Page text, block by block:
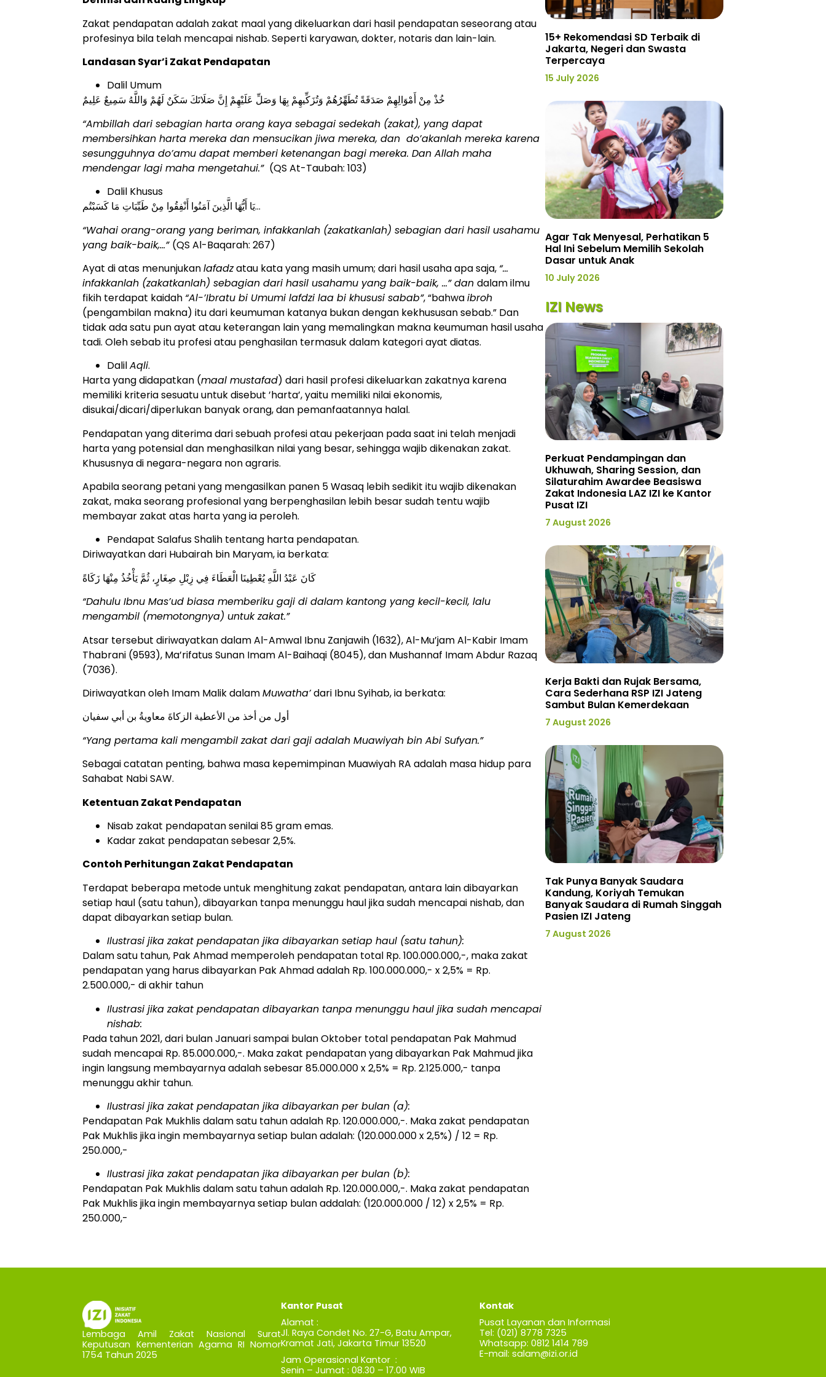
Zakat pendapatan adalah zakat maal yang dikeluarkan dari hasil pendapatan seseorang atau
profesinya bila telah mencapai nishab. Seperti karyawan, dokter, notaris dan lain-lain.
Landasan Syar’i Zakat Pendapatan
Dalil Umum
خُذْ مِنْ أَمْوَالِهِمْ صَدَقَةً تُطَهِّرُهُمْ وَتُزَكِّيهِمْ بِهَا وَصَلِّ عَلَيْهِمْ إِنَّ صَلَاتَكَ سَكَنٌ لَهُمْ وَاللَّهُ سَمِيعٌ عَلِيمٌ
“Ambillah dari sebagian harta orang kaya sebagai sedekah (zakat), yang dapat
membersihkan harta mereka dan mensucikan jiwa mereka, dan do’akanlah mereka karena
sesungguhnya do’amu dapat memberi ketenangan bagi mereka. Dan Allah maha
mendengar lagi maha mengetahui.” (QS At-Taubah: 103)
Dalil Khusus
يَا أَيُّهَا الَّذِينَ آمَنُوا أَنْفِقُوا مِنْ طَيِّبَاتِ مَا كَسَبْتُم…
“Wahai orang-orang yang beriman, infakkanlah (zakatkanlah) sebagian dari hasil usahamu
yang baik-baik,…” (QS Al-Baqarah: 267)
Ayat di atas menunjukanlafadzatau kata yang masih umum; dari hasil usaha apa saja, “…
infakkanlah (zakatkanlah) sebagian dari hasil usahamu yang baik-baik, …” dandalam ilmu
fikih terdapat kaidah “Al-’Ibratu bi Umumi lafdzi laa bi khususi sabab”, “bahwaibroh
(pengambilan makna) itu dari keumuman katanya bukan dengan kekhususan sebab.” Dan
tidak ada satu pun ayat atau keterangan lain yang memalingkan makna keumuman hasil usaha
tadi. Oleh sebab itu profesi atau penghasilan termasuk dalam kategori ayat diatas.
DalilAqli.
Harta yang didapatkan (maal mustafad) dari hasil profesi dikeluarkan zakatnya karena
memiliki kriteria sesuatu untuk disebut ’harta’, yaitu memiliki nilai ekonomis,
disukai/dicari/diperlukan banyak orang, dan pemanfaatannya halal.
Pendapatan yang diterima dari sebuah profesi atau pekerjaan pada saat ini telah menjadi
harta yang potensial dan menghasilkan nilai yang besar, sehingga wajib dikenakan zakat.
Khususnya di negara-negara non agraris.
Apabila seorang petani yang mengasilkan panen 5 Wasaq lebih sedikit itu wajib dikenakan
zakat, maka seorang profesional yang berpenghasilan lebih besar sudah tentu wajib
membayar zakat atas harta yang ia peroleh.
Pendapat Salafus Shalih tentang harta pendapatan.
Diriwayatkan dari Hubairah bin Maryam, ia berkata:
كَانَ عَبْدُ اللَّهِ يُعْطِينَا الْعَطَاءَ فِي زِبْلِ صِغَارٍ، ثُمَّ يَأْخُذُ مِنْهَا زَكَاةً
“Dahulu Ibnu Mas’ud biasa memberiku gaji di dalam kantong yang kecil-kecil, lalu
mengambil (memotongnya) untuk zakat.”
Atsar tersebut diriwayatkan dalam Al-Amwal Ibnu Zanjawih (1632), Al-Mu’jam Al-Kabir Imam
Thabrani (9593), Ma’rifatus Sunan Imam Al-Baihaqi (8045), dan Mushannaf Imam Abdur Razaq
(7036).
Diriwayatkan oleh Imam Malik dalamMuwatha’dari Ibnu Syihab, ia berkata:
أول من أخذ من الأعطية الزكاةَ معاويةُ بن أبي سفيان
“Yang pertama kali mengambil zakat dari gaji adalah Muawiyah bin Abi Sufyan.”
Sebagai catatan penting, bahwa masa kepemimpinan Muawiyah RA adalah masa hidup para
Sahabat Nabi SAW.
Ketentuan Zakat Pendapatan
Nisab zakat pendapatan senilai 85 gram emas.
Kadar zakat pendapatan sebesar 2,5%.
Contoh Perhitungan Zakat Pendapatan
Terdapat beberapa metode untuk menghitung zakat pendapatan, antara lain dibayarkan
setiap haul (satu tahun), dibayarkan tanpa menunggu haul jika sudah mencapai nishab, dan
dapat dibayarkan setiap bulan.
Ilustrasi jika zakat pendapatan jika dibayarkan setiap haul (satu tahun):
Dalam satu tahun, Pak Ahmad memperoleh pendapatan total Rp. 100.000.000,-, maka zakat
pendapatan yang harus dibayarkan Pak Ahmad adalah Rp. 100.000.000,- x 2,5% = Rp.
2.500.000,- di akhir tahun
Ilustrasi jika zakat pendapatan dibayarkan tanpa menunggu haul jika sudah mencapai
nishab:
Pada tahun 2021, dari bulan Januari sampai bulan Oktober total pendapatan Pak Mahmud
sudah mencapai Rp. 85.000.000,-. Maka zakat pendapatan yang dibayarkan Pak Mahmud jika
ingin langsung membayarnya adalah sebesar 85.000.000 x 2,5% = Rp. 2.125.000,- tanpa
menunggu akhir tahun.
Ilustrasi jika zakat pendapatan jika dibayarkan per bulan (a):
Pendapatan Pak Mukhlis dalam satu tahun adalah Rp. 120.000.000,-. Maka zakat pendapatan
Pak Mukhlis jika ingin membayarnya setiap bulan adalah: (120.000.000 x 2,5%) / 12 = Rp.
250.000,-
Ilustrasi jika zakat pendapatan jika dibayarkan per bulan (b):
Pendapatan Pak Mukhlis dalam satu tahun adalah Rp. 120.000.000,-. Maka zakat pendapatan
Pak Mukhlis jika ingin membayarnya setiap bulan addalah: (120.000.000 / 12) x 2,5% = Rp.
250.000,-
15+ Rekomendasi SD Terbaik di
Jakarta, Negeri dan Swasta
Terpercaya
15 July 2026
Agar Tak Menyesal, Perhatikan 5
Hal Ini Sebelum Memilih Sekolah
Dasar untuk Anak
10 July 2026
IZI News
Perkuat Pendampingan dan
Ukhuwah, Sharing Session, dan
Silaturahim Awardee Beasiswa
Zakat Indonesia LAZ IZI ke Kantor
Pusat IZI
7 August 2026
Kerja Bakti dan Rujak Bersama,
Cara Sederhana RSP IZI Jateng
Sambut Bulan Kemerdekaan
7 August 2026
Tak Punya Banyak Saudara
Kandung, Koriyah Temukan
Banyak Saudara di Rumah Singgah
Pasien IZI Jateng
7 August 2026
Lembaga Amil Zakat Nasional Surat
Keputusan Kementerian Agama RI Nomor
1754 Tahun 2025
Kantor Pusat
Alamat :
Jl. Raya Condet No. 27-G, Batu Ampar,
Kramat Jati, Jakarta Timur 13520
Jam Operasional Kantor :
Senin – Jumat : 08.30 – 17.00 WIB
Kontak
Pusat Layanan dan Informasi
Tel: (021) 8778 7325
Whatsapp: 0812 1414 789
E-mail: salam@izi.or.id